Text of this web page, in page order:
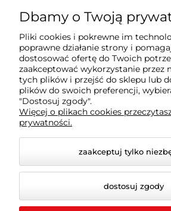
Farby | Lakiery | Emalie
Ochrona drewna | metalu |
Informacje prawne
Dokumenty
Dbamy o Twoją
Pliki cookies i pokrewne im
poprawne działanie strony i
dostosować ofertę do Twoich
zaakceptować wykorzystanie przez
tych plików i przejść do sklepu lub
plików do swoich preferencji,
"Dostosuj zgody".
Więcej o plikach cookies
prywatności.
zaakceptuj tylko
dostosuj zgody